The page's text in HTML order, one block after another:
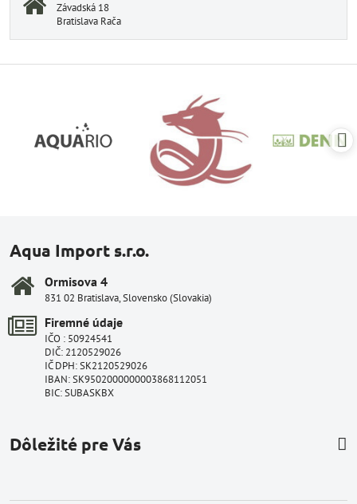
Závadská 18
Bratislava Rača
Aqua Import s.r.o.
Ormisova 4
831 02 Bratislava, Slovensko (Slovakia)
Firemné údaje
IČO : 50924541
DIČ: 2120529026
IČ DPH: SK2120529026
IBAN: SK9502000000003868112051
BIC: SUBASKBX
Dôležité pre Vás